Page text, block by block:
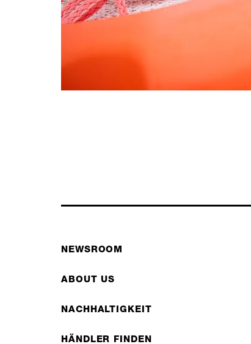
NEWSROOM
ABOUT US
NACHHALTIGKEIT
HÄNDLER FINDEN